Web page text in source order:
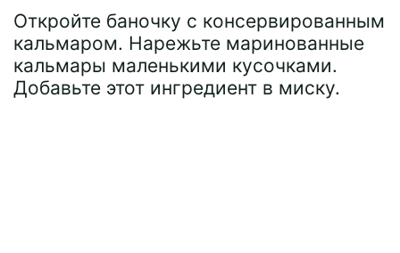
Откройте баночку с консервированным
кальмаром. Нарежьте маринованные
кальмары маленькими кусочками.
Добавьте этот ингредиент в миску.